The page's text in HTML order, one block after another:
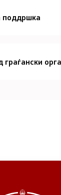
од
поддршка
граѓански